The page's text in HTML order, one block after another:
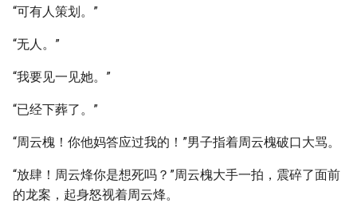
“可有人策划。”
“无人。”
“我要见一见她。”
“已经下葬了。”
“周云槐！你他妈答应过我的！”男子指着周云槐破口大骂。
“放肆！周云烽你是想死吗？”周云槐大手一拍，震碎了面前
的龙案，起身怒视着周云烽。